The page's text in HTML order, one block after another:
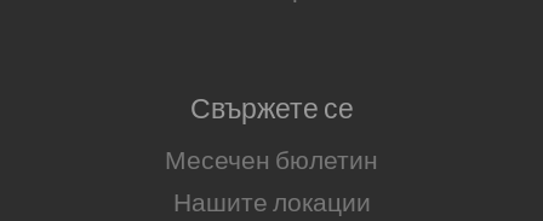
Свържете се
Месечен бюлетин
Нашите локации